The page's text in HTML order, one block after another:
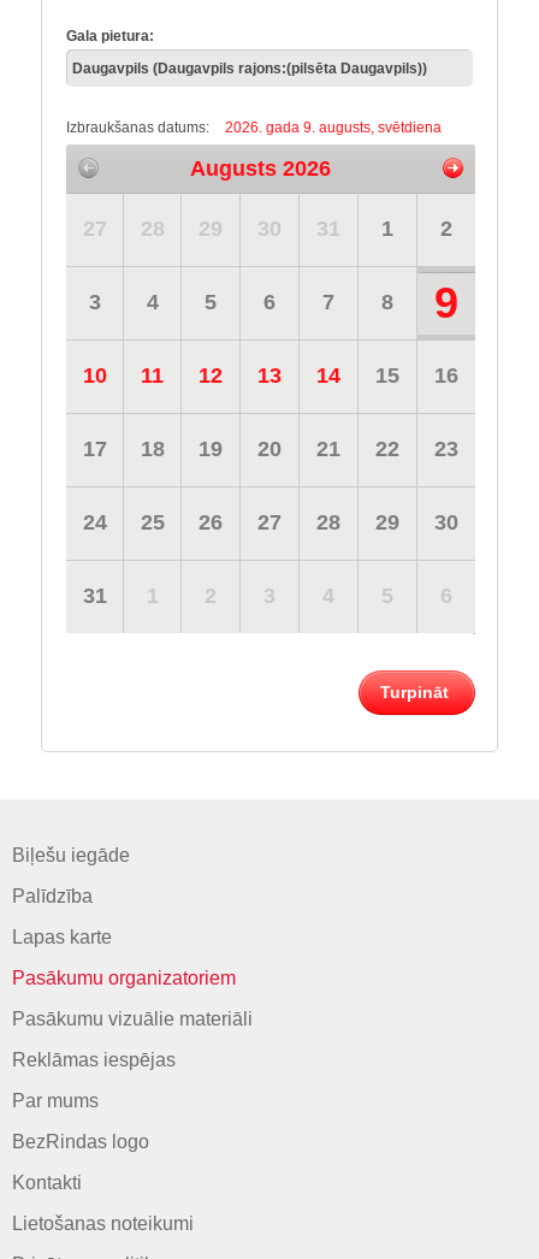
Gala pietura:
Izbraukšanas datums: 2026. gada 9. augusts, svētdiena
Augusts 2026
27 28 29 30 31 1 2
3 4 5 6 7 8 9
10 11 12 13 14 15 16
17 18 19 20 21 22 23
24 25 26 27 28 29 30
31 1 2 3 4 5 6
Turpināt
Biļešu iegāde
Palīdzība
Lapas karte
Pasākumu organizatoriem
Pasākumu vizuālie materiāli
Reklāmas iespējas
Par mums
BezRindas logo
Kontakti
Lietošanas noteikumi